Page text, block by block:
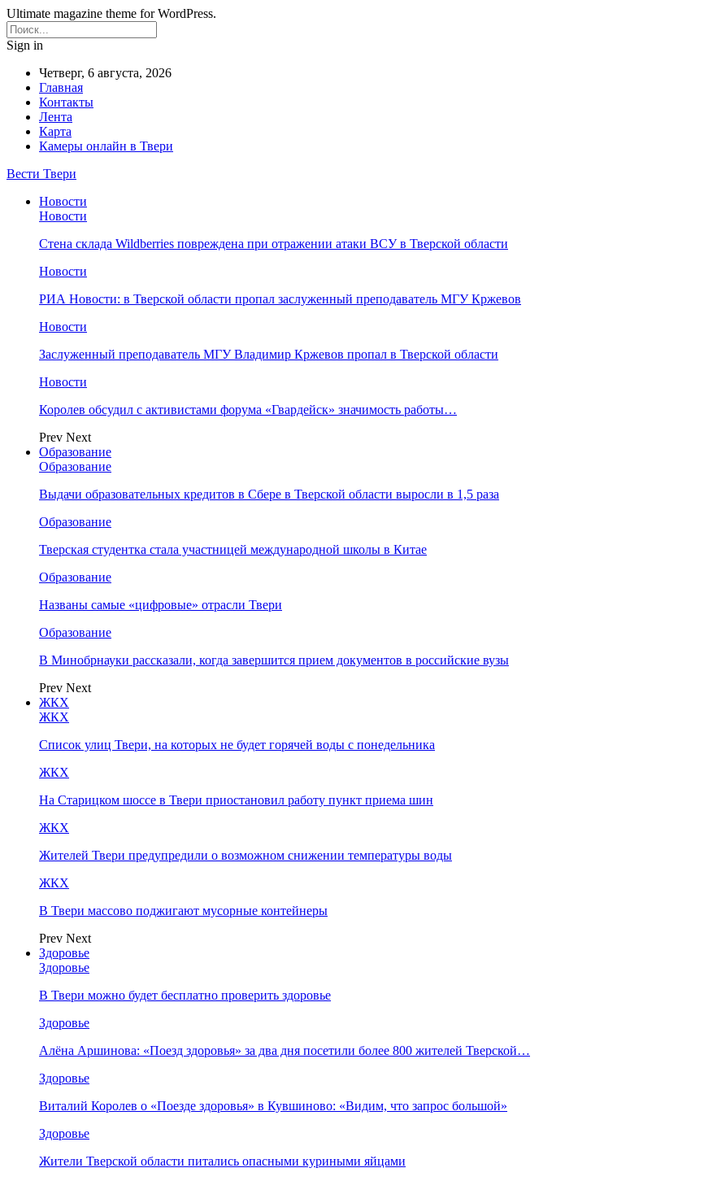
Ultimate magazine theme for WordPress.
Sign in
Четверг, 6 августа, 2026
Главная
Контакты
Лента
Карта
Камеры онлайн в Твери
Вести Твери
Новости
Новости
Стена склада Wildberries повреждена при отражении атаки ВСУ в Тверской области
Новости
РИА Новости: в Тверской области пропал заслуженный преподаватель МГУ Кржевов
Новости
Заслуженный преподаватель МГУ Владимир Кржевов пропал в Тверской области
Новости
Королев обсудил с активистами форума «Гвардейск» значимость работы…
Prev Next
Образование
Образование
Выдачи образовательных кредитов в Сбере в Тверской области выросли в 1,5 раза
Образование
Тверская студентка стала участницей международной школы в Китае
Образование
Названы самые «цифровые» отрасли Твери
Образование
В Минобрнауки рассказали, когда завершится прием документов в российские вузы
Prev Next
ЖКХ
ЖКХ
Список улиц Твери, на которых не будет горячей воды с понедельника
ЖКХ
На Старицком шоссе в Твери приостановил работу пункт приема шин
ЖКХ
Жителей Твери предупредили о возможном снижении температуры воды
ЖКХ
В Твери массово поджигают мусорные контейнеры
Prev Next
Здоровье
Здоровье
В Твери можно будет бесплатно проверить здоровье
Здоровье
Алёна Аршинова: «Поезд здоровья» за два дня посетили более 800 жителей Тверской…
Здоровье
Виталий Королев о «Поезде здоровья» в Кувшиново: «Видим, что запрос большой»
Здоровье
Жители Тверской области питались опасными куриными яйцами